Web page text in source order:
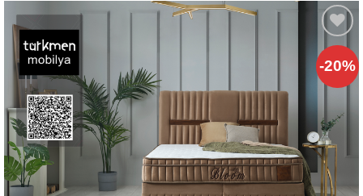
-20%
Добавяне
към
списъка с
продукти